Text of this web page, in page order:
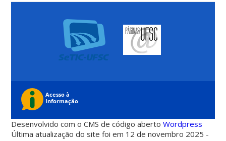
Desenvolvido com o CMS de código abertoWordpress
Última atualização do site foi em 12 de novembro 2025 -